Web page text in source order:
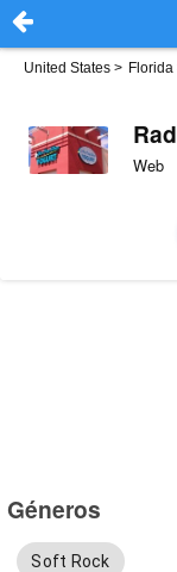
United States > Florida
Web
Géneros
Soft Rock